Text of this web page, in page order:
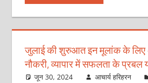
जुलाई की शुरुआत इन मूलांक के
नौकरी, व्यापार में सफलता के प्रबल
जून 30, 2024 आचार्य हरिहरन